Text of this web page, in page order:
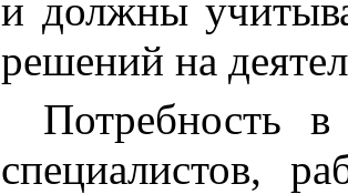
и должны
решений на
Потребность
специалистов,